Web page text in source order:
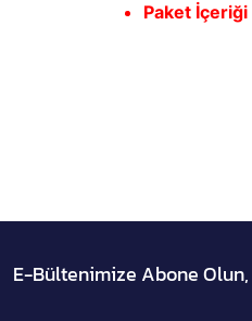
Paket İçeriği
E-Bültenimize Abone Olun,